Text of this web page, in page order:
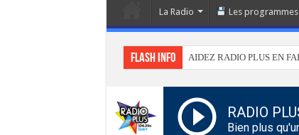
La Radio Les programmes
Flash info AIDEZ RADIO PLUS EN
RADIO
Bien plus